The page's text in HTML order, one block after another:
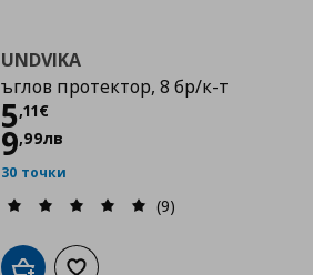
UNDVIKA
ъглов протектор, 8 бр/к-т
5,11€
Цена
9,99лв
30 точки
(9)